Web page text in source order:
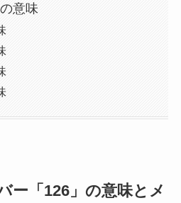
意味
ー「126」の意味とメ